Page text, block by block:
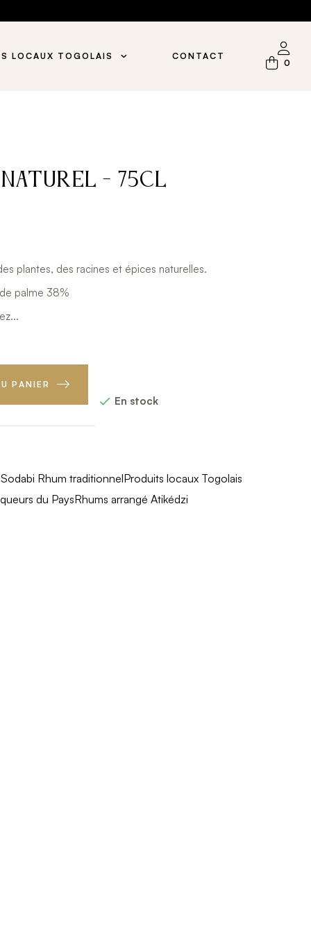
LOCAUX TOGOLAIS CONTACT
0
- Naturel - 75Cl
plantes, des racines et épices naturelles.
palme 38%
PANIER
 En stock
Sodabi Rhum traditionnelProduits locaux Togolais
du PaysRhums arrangé Atikédzi